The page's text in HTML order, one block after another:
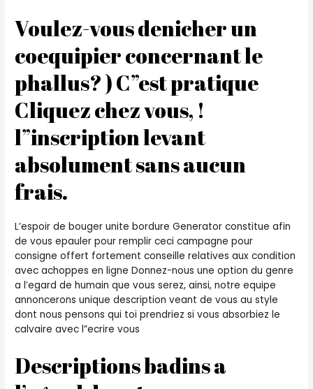
Voulez-vous denicher un
coequipier concernant le
phallus? ) C”est pratique
Cliquez chez vous, !
l”inscription levant
absolument sans aucun
frais.
L’espoir de bouger unite bordure Generator constitue afin
de vous epauler pour remplir ceci campagne pour
consigne offert fortement conseille relatives aux condition
avec achoppes en ligne Donnez-nous une option du genre
a l’egard de humain que vous serez, ainsi, notre equipe
annoncerons unique description veant de vous au style
dont nous pensons qui toi prendriez si vous absorbiez le
calvaire avec l”ecrire vous
Descriptions badins a